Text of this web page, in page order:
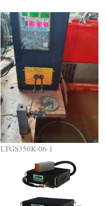
LTGS350K-06-1